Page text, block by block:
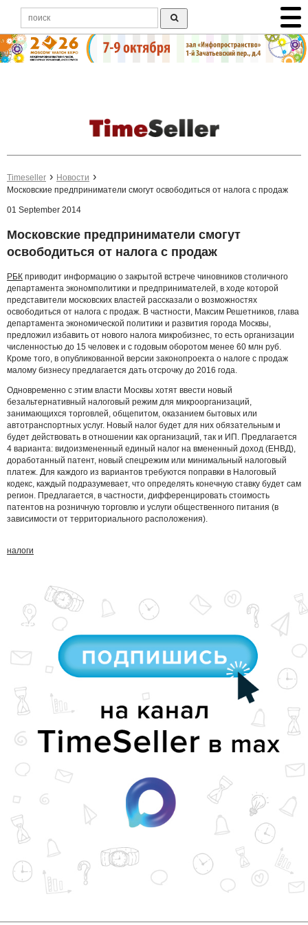
Timeseller
Новости
Московские предприниматели смогут освободиться от налога с продаж
01 September 2014
Московские предприниматели смогут
освободиться от налога с продаж
РБК приводит информацию о закрытой встрече чиновников столичного
департамента экономполитики и предпринимателей, в ходе которой
представители московских властей рассказали о возможностях
освободиться от налога с продаж. В частности, Максим Решетников, глава
департамента экономической политики и развития города Москвы,
предложил избавить от нового налога микробизнес, то есть организации
численностью до 15 человек и с годовым оборотом менее 60 млн руб.
Кроме того, в опубликованной версии законопроекта о налоге с продаж
малому бизнесу предлагается дать отсрочку до 2016 года.
Одновременно с этим власти Москвы хотят ввести новый
безальтернативный налоговый режим для микроорганизаций,
занимающихся торговлей, общепитом, оказанием бытовых или
автотранспортных услуг. Новый налог будет для них обязательным и
будет действовать в отношении как организаций, так и ИП. Предлагается
4 варианта: видоизмененный единый налог на вмененный доход (ЕНВД),
доработанный патент, новый спецрежим или минимальный налоговый
платеж. Для каждого из вариантов требуются поправки в Налоговый
кодекс, каждый подразумевает, что определять конечную ставку будет сам
регион. Предлагается, в частности, дифференцировать стоимость
патентов на розничную торговлю и услуги общественного питания (в
зависимости от территориального расположения).
налоги